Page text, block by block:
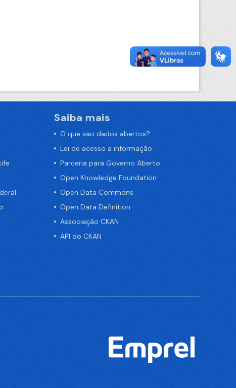
Saiba mais
O que são dados abertos?
Lei de acesso a informação
Parceria para Governo Aberto
Open Knowledge Foundation
Open Data Commons
Open Data Definition
Associação CKAN
API do CKAN